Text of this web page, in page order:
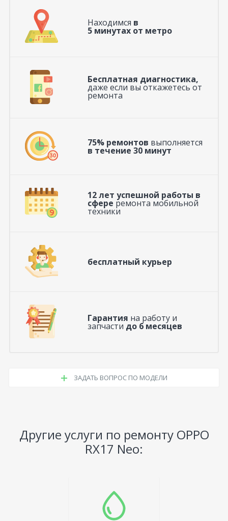
Находимся в
5 минутах от метро
Бесплатная диагностика,
даже если вы откажетесь от
ремонта
75% ремонтов выполняется
в течение 30 минут
12 лет успешной работы в
сфере ремонта мобильной
техники
бесплатный курьер
Гарантия на работу и
запчасти до 6 месяцев
ЗАДАТЬ ВОПРОС ПО МОДЕЛИ
Другие услуги по ремонту OPPO
RX17 Neo: